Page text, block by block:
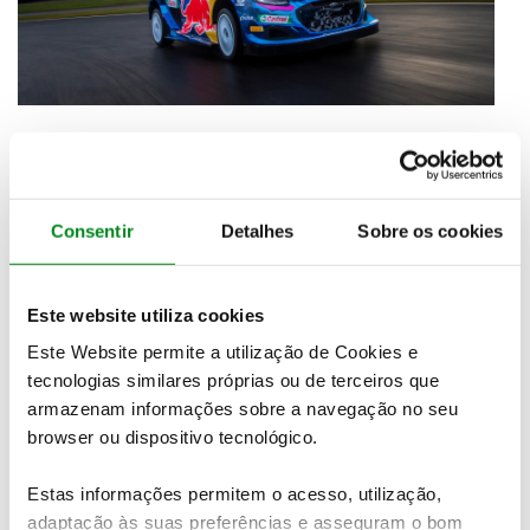
Consentir Detalhes Sobre os cookies
Este website utiliza cookies
Este Website permite a utilização de Cookies e
tecnologias similares próprias ou de terceiros que
armazenam informações sobre a navegação no seu
browser ou dispositivo tecnológico.
Estas informações permitem o acesso, utilização,
adaptação às suas preferências e asseguram o bom
importantes para o WRC 2023, embora possam não
jogar já todos os seus trunfos em Monte Carlo. Pela
campeão Rovanpera, há que ter em conta a vontade
queSébastien Ogiertem em vencer uma prova
muito importante para ele. Na Hyundai, o belga
Thierry Neuvilletambém espera muito equilíbrio,
mas sabe que já é tempo de se tornar campeão.
Toyota para ingressar na Hyundai, que vai contar
ainda com importantes ajudas ao longo da